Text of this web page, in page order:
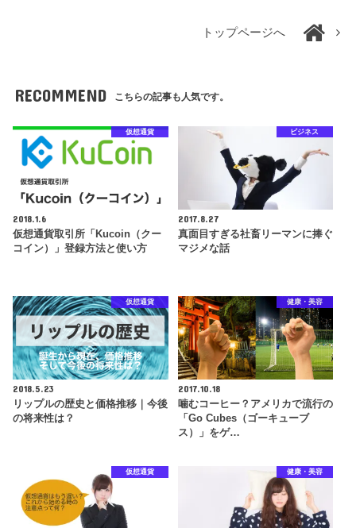
トップページへ
RECOMMEND こちらの記事も人気です。
仮想通貨
2018.1.6
仮想通貨取引所「Kucoin（クー
コイン）」登録方法と使い方
ビジネス
2017.8.27
真面目すぎる社畜リーマンに捧ぐ
マジメな話
仮想通貨
2018.5.23
リップルの歴史と価格推移｜今後
の将来性は？
健康・美容
2017.10.18
噛むコーヒー？アメリカで流行の
「Go Cubes（ゴーキューブ
ス）」をゲ…
仮想通貨 健康・美容